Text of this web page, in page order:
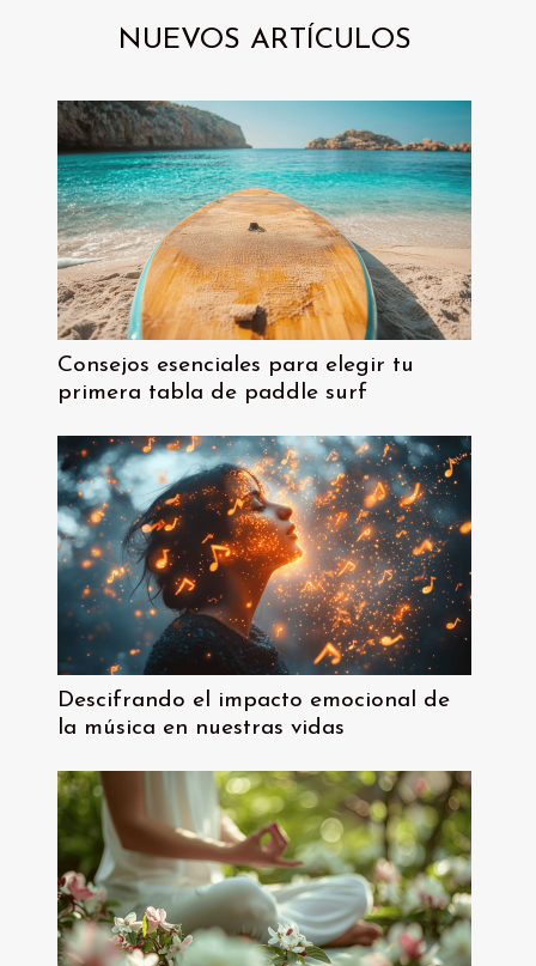
NUEVOS ARTÍCULOS
Consejos esenciales para elegir tu
primera tabla de paddle surf
Descifrando el impacto emocional de
la música en nuestras vidas